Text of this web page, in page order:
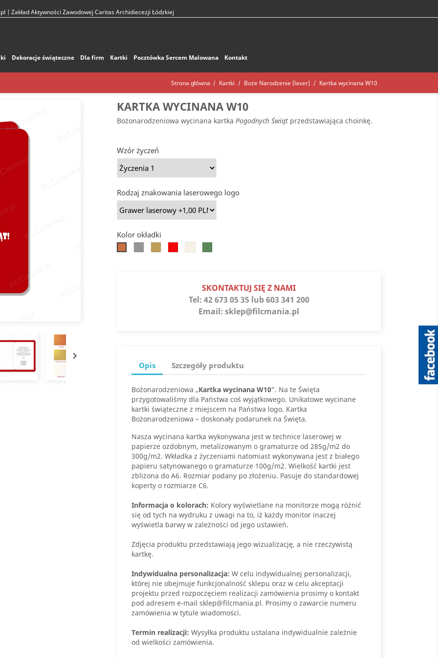
| Zakład Aktywności Zawodowej Caritas Archidiecezji Łódzkiej
Dekoracje świąteczne Dla firm Kartki Pocztówka Sercem Malowana Kontakt
Strona główna Kartki Boże Narodzenie (laser) Kartka wycinana W10

KARTKA WYCINANA W10
Bożonarodzeniowa wycinana kartka Pogodnych Świąt przedstawiająca choinkę.
Wzór życzeń
Rodzaj znakowania laserowego logo
Kolor okładki
SKONTAKTUJ SIĘ Z NAMI
Tel: 42 673 05 35 lub 603 341 200
Email: sklep@filcmania.pl
Opis Szczegóły produktu
Bożonarodzeniowa „Kartka wycinana W10”. Na te Święta
przygotowaliśmy dla Państwa coś wyjątkowego. Unikatowe wycinane
kartki świąteczne z miejscem na Państwa logo. Kartka
Bożonarodzeniowa – doskonały podarunek na Święta.
Nasza wycinana kartka wykonywana jest w technice laserowej w
papierze ozdobnym, metalizowanym o gramaturze od 285g/m2 do
300g/m2. Wkładka z życzeniami natomiast wykonywana jest z białego
papieru satynowanego o gramaturze 100g/m2. Wielkość kartki jest
zbliżona do A6. Rozmiar podany po złożeniu. Pasuje do standardowej
koperty o rozmiarze C6.
Informacja o kolorach: Kolory wyświetlane na monitorze mogą różnić
się od tych na wydruku z uwagi na to, iż każdy monitor inaczej
wyświetla barwy w zależności od jego ustawień.
Zdjęcia produktu przedstawiają jego wizualizację, a nie rzeczywistą
kartkę.
Indywidualna personalizacja: W celu indywidualnej personalizacji,
której nie obejmuje funkcjonalność sklepu oraz w celu akceptacji
projektu przed rozpoczęciem realizacji zamówienia prosimy o kontakt
pod adresem e-mail sklep@filcmania.pl. Prosimy o zawarcie numeru
zamówienia w tytule wiadomości.
Termin realizacji: Wysyłka produktu ustalana indywidualnie zależnie
od wielkości zamówienia.